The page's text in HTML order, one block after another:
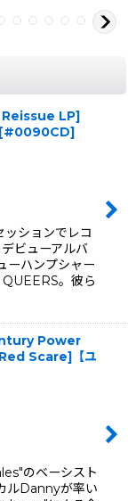
LP]
[#0090CD]
ションでレコ
ビューアルバ
ーハンプシャー
。彼ら
Power
Scare]【ユ
のベーシスト
ルDannyが率い